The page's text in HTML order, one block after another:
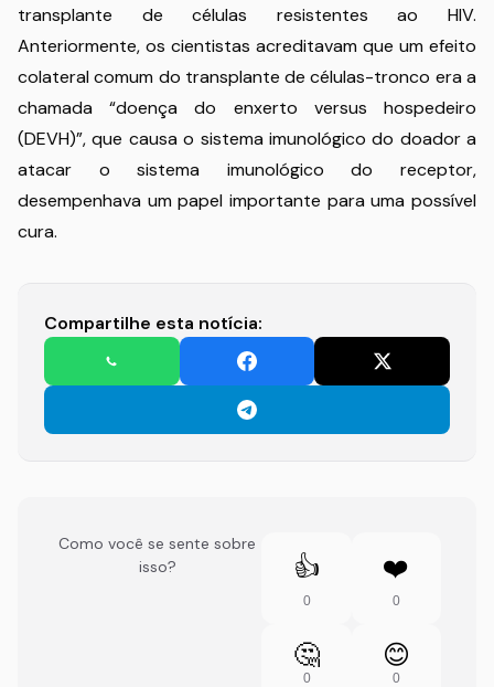
transplante de células resistentes ao HIV.
Anteriormente, os cientistas acreditavam que um efeito
colateral comum do transplante de células-tronco era a
chamada “doença do enxerto versus hospedeiro
(DEVH)”, que causa o sistema imunológico do doador a
atacar o sistema imunológico do receptor,
desempenhava um papel importante para uma possível
cura.
Compartilhe esta notícia:
Como você se sente sobre
isso?
👍
0
❤️
0
🤔
0
😊
0